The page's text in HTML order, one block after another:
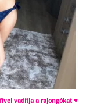
vadítja a rajongókat ♥